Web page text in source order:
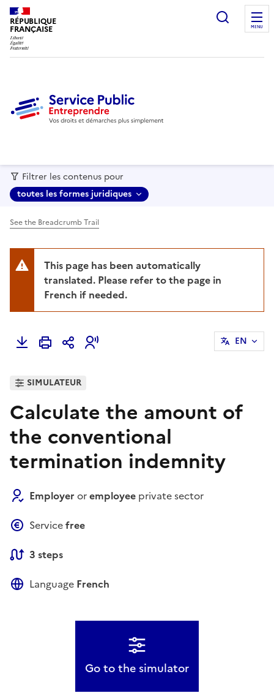
RÉPUBLIQUE
FRANÇAISE MENU
Filtrer les contenus pour
toutes les formes juridiques
See the Breadcrumb Trail
This page has been automatically
translated. Please refer to the page in
French if needed.
EN
SIMULATEUR
Calculate the amount of
the conventional
termination indemnity
Employer oremployee private sector
Servicefree
3 steps
Language French
Go to the simulator